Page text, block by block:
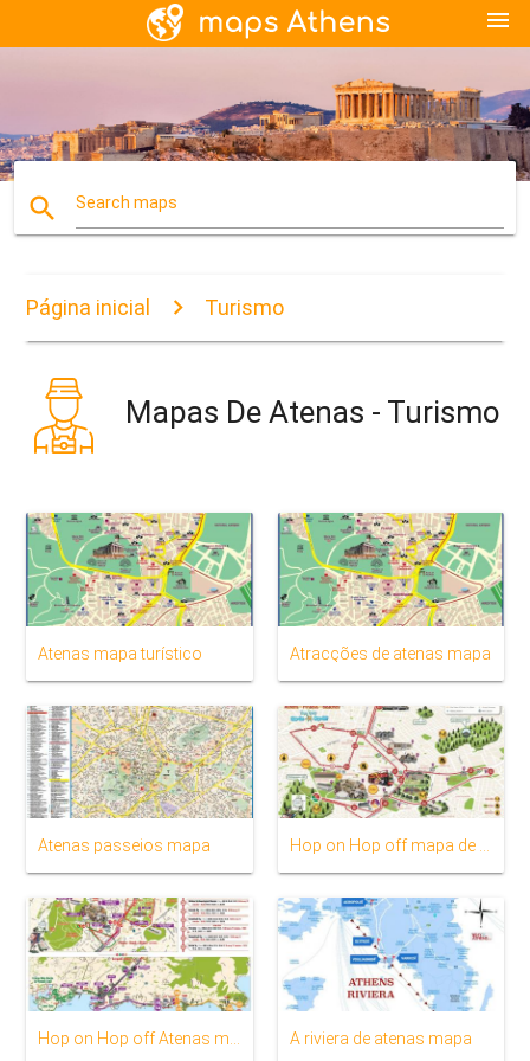
menu
search Search maps
Página inicial Turismo
Mapas De Atenas - Turismo
Atenas mapa turístico Atracções de atenas mapa
Atenas passeios mapa
A riviera de atenas mapa